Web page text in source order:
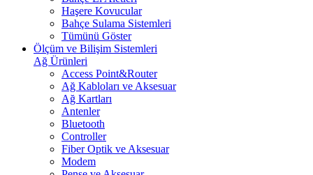
Haşere Kovucular
Bahçe Sulama Sistemleri
Tümünü Göster
Ölçüm ve Bilişim Sistemleri
Ağ Ürünleri
Access Point&Router
Ağ Kabloları ve Aksesuar
Ağ Kartları
Antenler
Bluetooth
Controller
Fiber Optik ve Aksesuar
Modem